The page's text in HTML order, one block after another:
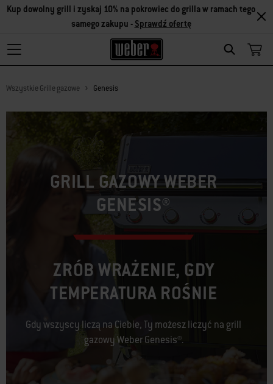
Search
Kup dowolny grill i zyskaj 10% na pokrowiec do grilla w ramach tego
samego zakupu - Sprawdź ofertę
Wszystkie Grille gazowe Genesis
GRILL GAZOWY WEBER
GENESIS®
ZRÓB WRAŻENIE, GDY
TEMPERATURA ROŚNIE
Gdy wszyscy liczą na Ciebie, Ty możesz liczyć na grill
gazowy Weber Genesis®.